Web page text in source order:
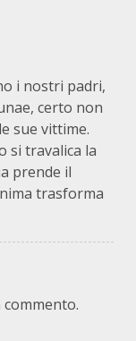
i nostri padri,
certo non
sue vittime.
si travalica la
prende il
trasforma